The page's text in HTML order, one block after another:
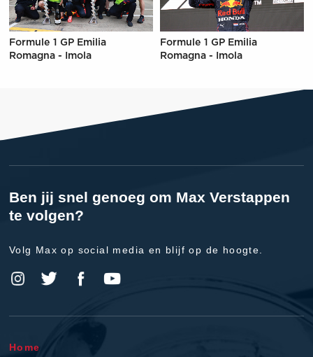
Formule 1 GP Emilia
Romagna - Imola
Formule 1 GP Emilia
Romagna - Imola
Ben jij snel genoeg om Max Verstappen
te volgen?
Volg Max op social media en blijf op de hoogte.
Home